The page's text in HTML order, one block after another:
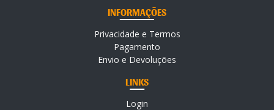
INFORMAÇÕES
Privacidade e Termos
Pagamento
Envio e Devoluções
LINKS
Login